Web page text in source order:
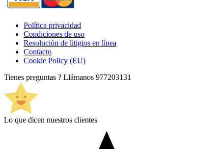
Política privacidad
Condiciones de uso
Resolución de litigios en línea
Contacto
Cookie Policy (EU)
Tienes preguntas ? Llámanos 977203131
Lo que dicen nuestros clientes